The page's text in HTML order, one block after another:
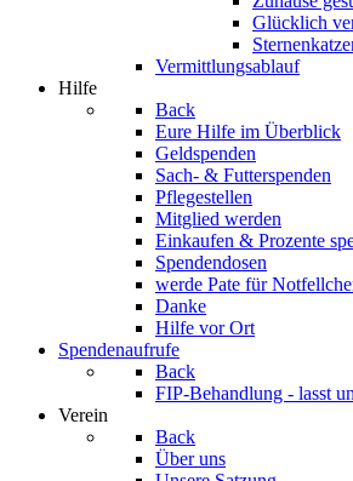
Glücklich
Vermittlungsablauf
Hilfe
Back
Eure Hilfe im Überblick
Geldspenden
Sach- & Futterspenden
Pflegestellen
Mitglied werden
Einkaufen & Prozente
Spendendosen
werde Pate für
Danke
Hilfe vor Ort
Spendenaufrufe
Back
FIP-Behandlung - lasst
Verein
Back
Über uns